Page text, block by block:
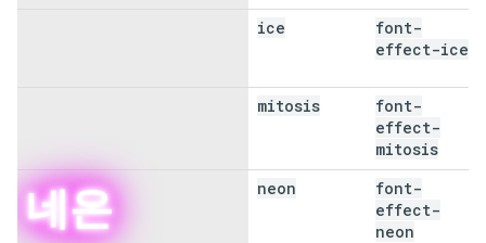
ice
font-
effect-ice
mitosis
font-
effect-
mitosis
네온 neon
font-
effect-
neon